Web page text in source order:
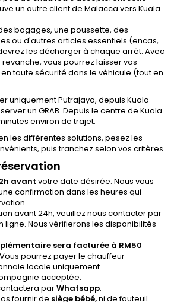
un autre client de Malacca vers Kuala
bagages, une poussette, des
ou d'autres articles essentiels (encas,
les décharger à chaque arrêt. Avec
vous pourrez laisser vos
toute sécurité dans le véhicule (tout en
uniquement Putrajaya, depuis Kuala
un GRAB. Depuis le centre de Kuala
environ de trajet.
les différentes solutions, pesez les
puis tranchez selon vos critères.
avant votre date désirée. Nous vous
confirmation dans les heures qui
avant 24h, veuillez nous contacter par
ligne. Nous vérifierons les disponibilités
sera facturée à RM50
pourrez payer le chauffeur
locale uniquement.
acceptée.
parWhatsapp.
fournir de siège bébé,ni de fauteuil